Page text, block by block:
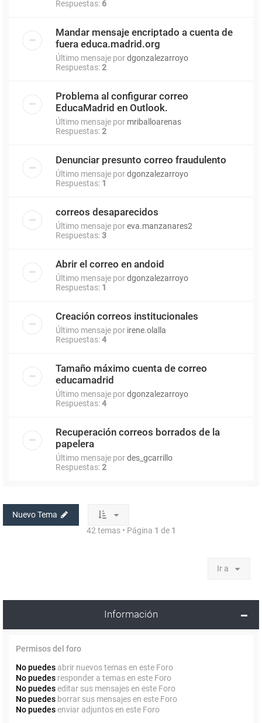
Respuestas: 6
Mandar mensaje encriptado a cuenta de
fuera educa.madrid.org
Último mensaje pordgonzalezarroyo
Respuestas:2
Problema al configurar correo
EducaMadrid en Outlook.
Último mensaje por mriballoarenas
Respuestas:2
Denunciar presunto correo fraudulento
Último mensaje pordgonzalezarroyo
Respuestas: 1
correos desaparecidos
Último mensaje poreva.manzanares2
Respuestas:3
Abrir el correo en andoid
Último mensaje pordgonzalezarroyo
Respuestas: 1
Creación correos institucionales
Último mensaje por irene.olalla
Respuestas:4
Tamaño máximo cuenta de correo
educamadrid
Último mensaje pordgonzalezarroyo
Respuestas:4
Recuperación correos borrados de la
papelera
Último mensaje pordes_gcarrillo
Respuestas:2
Nuevo Tema
42 temas • Página 1 de 1
Ir a
Información
Permisos del foro
No puedes abrir nuevos temas en este Foro
No puedes responder a temas en este Foro
No puedeseditar sus mensajes en este Foro
No puedes borrar sus mensajes en este Foro
No puedesenviar adjuntos en este Foro